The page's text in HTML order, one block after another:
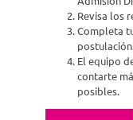
Revisa los
Completa
El equipo
contarte
posibles.